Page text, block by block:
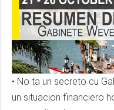
• No ta un secreto cu
un situacion financiero